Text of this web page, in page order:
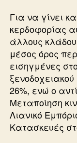
Για να γίνει
κερδοφορίας
άλλους
μέσος όρος
εισηγμένες
26%, ενώ ο
Μεταποίηση
Λιανικό
Κατασκευές